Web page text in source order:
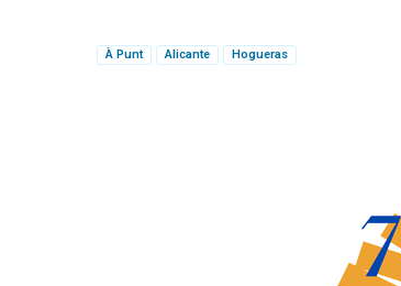
À Punt Alicante Hogueras